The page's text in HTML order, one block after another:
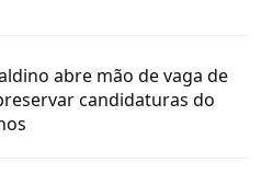
abre mão de vaga de
candidaturas do